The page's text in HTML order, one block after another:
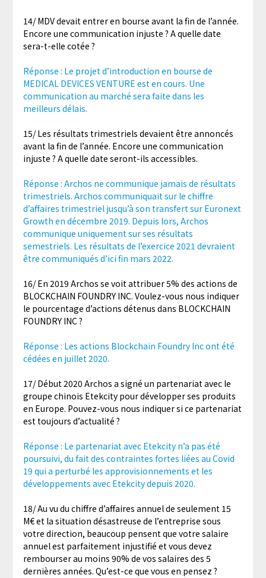
14/ MDV devait entrer en bourse avant la fin de l’année.
Encore une communication injuste ? A quelle date
sera-t-elle cotée ?
Réponse : Le projet d’introduction en bourse de
MEDICAL DEVICES VENTURE est en cours. Une
communication au marché sera faite dans les
meilleurs délais.
15/ Les résultats trimestriels devaient être annoncés
avant la fin de l’année. Encore une communication
injuste ? A quelle date seront-ils accessibles.
Réponse : Archos ne communique jamais de résultats
trimestriels. Archos communiquait sur le chiffre
d’affaires trimestriel jusqu’à son transfert sur Euronext
Growth en décembre 2019. Depuis lors, Archos
communique uniquement sur ses résultats
semestriels. Les résultats de l’exercice 2021 devraient
être communiqués d’ici fin mars 2022.
16/ En 2019 Archos se voit attribuer 5% des actions de
BLOCKCHAIN FOUNDRY INC. Voulez-vous nous indiquer
le pourcentage d’actions détenus dans BLOCKCHAIN
FOUNDRY INC ?
Réponse : Les actions Blockchain Foundry Inc ont été
cédées en juillet 2020.
17/ Début 2020 Archos a signé un partenariat avec le
groupe chinois Etekcity pour développer ses produits
en Europe. Pouvez-vous nous indiquer si ce partenariat
est toujours d’actualité ?
Réponse : Le partenariat avec Etekcity n’a pas été
poursuivi, du fait des contraintes fortes liées au Covid
19 qui a perturbé les approvisionnements et les
développements avec Etekcity depuis 2020.
18/ Au vu du chiffre d’affaires annuel de seulement 15
M€ et la situation désastreuse de l’entreprise sous
votre direction, beaucoup pensent que votre salaire
annuel est parfaitement injustifié et vous devez
rembourser au moins 90% de vos salaires des 5
dernières années. Qu’est-ce que vous en pensez ?